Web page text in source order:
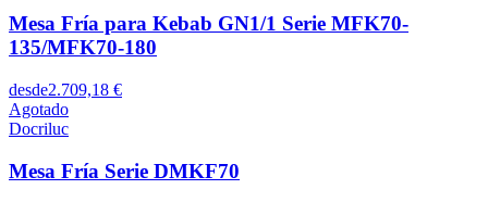
Mesa Fría para Kebab GN1/1 Serie MFK70-
135/MFK70-180
desde2.709,18 €
Agotado
Docriluc
Mesa Fría Serie DMKF70